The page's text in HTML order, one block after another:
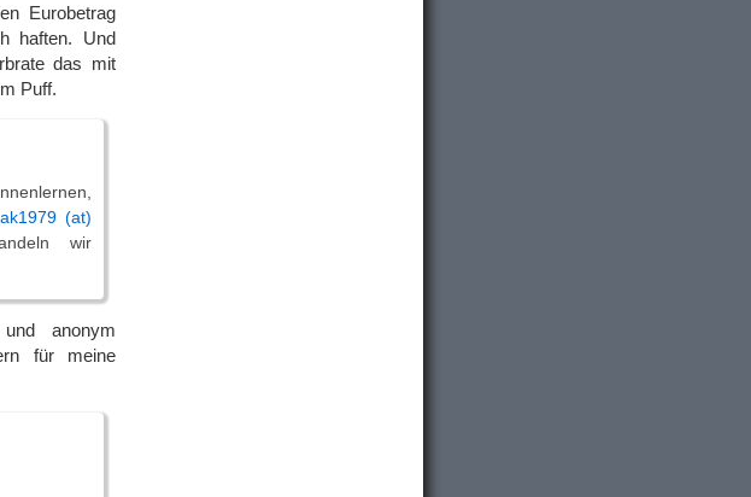
Eurobetrag
haften. Und
das mit
Puff.
(at)
wir
anonym
für meine